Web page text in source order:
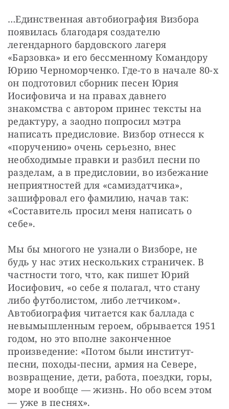
…Единственная автобиография Визбора
появилась благодаря создателю
легендарного бардовского лагеря
«Барзовка» и его бессменному Командору
Юрию Черноморченко. Где-то в начале 80-х
он подготовил сборник песен Юрия
Иосифовича и на правах давнего
знакомства с автором принес тексты на
редактуру, а заодно попросил мэтра
написать предисловие. Визбор отнесся к
«поручению» очень серьезно, внес
необходимые правки и разбил песни по
разделам, а в предисловии, во избежание
неприятностей для «самиздатчика»,
зашифровал его фамилию, начав так:
«Составитель просил меня написать о
себе».
Мы бы многого не узнали о Визборе, не
будь у нас этих нескольких страничек. В
частности того, что, как пишет Юрий
Иосифович, «о себе я полагал, что стану
либо футболистом, либо летчиком».
Автобиография читается как баллада с
невымышленным героем, обрывается 1951
годом, но это вполне законченное
произведение: «Потом были институт-
песни, походы-песни, армия на Севере,
возвращение, дети, работа, поездки, горы,
море и вообще — жизнь. Но обо всем этом
— уже в песнях».